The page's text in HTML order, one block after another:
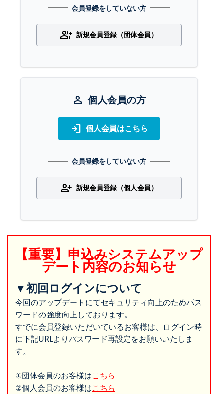
会員登録をしていない方
group_add 新規会員登録（団体会員）
person 個人会員の方
login 個人会員はこちら
会員登録をしていない方
person_add 新規会員登録（個人会員）
【重要】申込みシステムアップ
デート内容のお知らせ
▼初回ログインについて
今回のアップデートにてセキュリティ向上のためパス
ワードの強度向上しております。
すでに会員登録いただいているお客様は、ログイン時
に下記URLよりパスワード再設定をお願いいたしま
す。
①団体会員のお客様はこちら
②個人会員のお客様はこちら